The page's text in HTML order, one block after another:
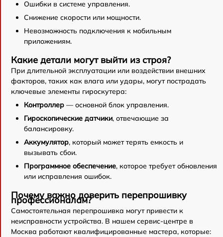
Ошибки в системе управления.
Снижение скорости или мощности.
Невозможность подключения к мобильным
приложениям.
Какие детали могут выйти из строя?
При длительной эксплуатации или воздействии внешних
факторов, таких как влага или удары, могут пострадать
ключевые элементы гироскутера:
Контроллер — основной блок управления.
Гироскопические датчики, отвечающие за
балансировку.
Аккумулятор, который может терять емкость и
вызывать сбои.
Программное обеспечение, которое требует обновления
или исправления ошибок.
Почему важно доверить перепрошивку
профессионалам?
Самостоятельная перепрошивка могут привести к
неисправности устройства. В нашем сервис-центре в
Москва работают квалифицированные мастера, которые: